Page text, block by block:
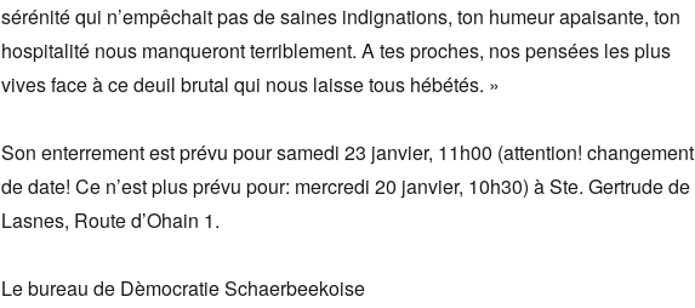
sérénité qui n’empêchait pas de saines indignations, ton humeur apaisante, ton
hospitalité nous manqueront terriblement. A tes proches, nos pensées les plus
vives face à ce deuil brutal qui nous laisse tous hébétés. »
Son enterrement est prévu pour samedi 23 janvier, 11h00 (attention! changement
de date! Ce n’est plus prévu pour: mercredi 20 janvier, 10h30) à Ste. Gertrude de
Lasnes, Route d’Ohain 1.
Le bureau de Dèmocratie Schaerbeekoise